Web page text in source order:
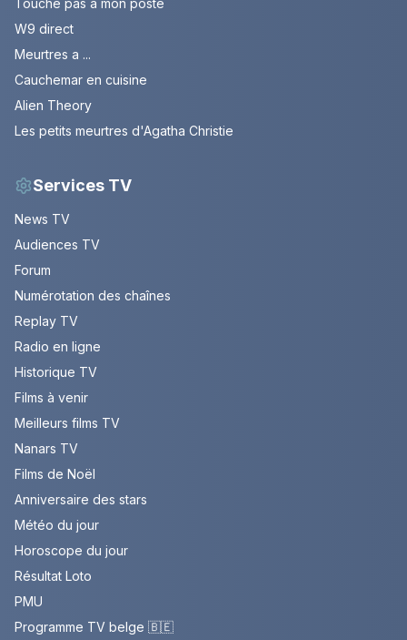
Touche pas à mon poste
W9 direct
Meurtres a ...
Cauchemar en cuisine
Alien Theory
Les petits meurtres d'Agatha Christie
Services TV
News TV
Audiences TV
Forum
Numérotation des chaînes
Replay TV
Radio en ligne
Historique TV
Films à venir
Meilleurs films TV
Nanars TV
Films de Noël
Anniversaire des stars
Météo du jour
Horoscope du jour
Résultat Loto
PMU
Programme TV belge 🇧🇪